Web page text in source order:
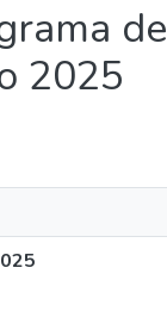
de
2025